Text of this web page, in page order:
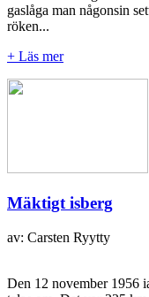
gaslåga man någonsin
röken...
+ Läs mer
Mäktigt isberg
av: Carsten Ryytty
Den 12 november 1956